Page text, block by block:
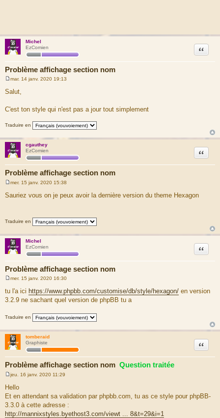
Michel
EzComien
Problème affichage section nom
Citation
e
s
a
g
mar. 14 janv. 2020 19:13
Salut,
C'est ton style qui n'est pas a jour tout simplement
Traduire en
cgauthey
EzComien
Problème affichage section nom
Citation
s
e
mer. 15 janv. 2020 15:38
Sauriez vous on je peux avoir la dernière version du theme Hexagon
Traduire en
Michel
EzComien
Problème affichage section nom
Citation
e
s
s
e
mer. 15 janv. 2020 16:30
tu l'a ici https://www.phpbb.com/customise/db/style/hexagon/ en version
3.2.9 ne sachant quel version de phpBB tu a
Traduire en
tomberaid
Graphiste
Problème affichage section nom Question traitée
Citation
M
e
s
s
a
g
e
jeu. 16 janv. 2020 11:29
Hello
Et en attendant sa validation par phpbb.com, tu as ce style pour phpBB-
3.3.0 à cette adresse :
http://mannixstyles.byethost3.com/viewt ... 8&t=29&i=1